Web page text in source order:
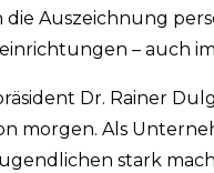
Auszeichnung
– auch
Dr. Rainer
morgen. Als
stark